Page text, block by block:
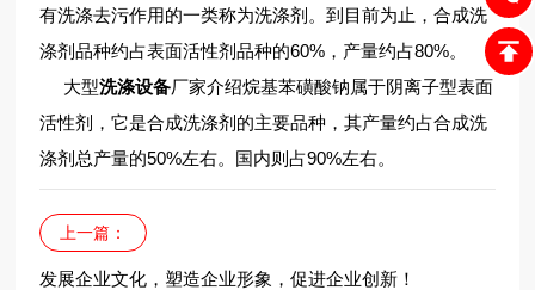
有洗涤去污作用的一类称为洗涤剂。到目前为止，合成洗
涤剂品种约占表面活性剂品种的60%，产量约占80%。
大型洗涤设备厂家介绍烷基苯磺酸钠属于阴离子型表面
活性剂，它是合成洗涤剂的主要品种，其产量约占合成洗
涤剂总产量的50%左右。国内则占90%左右。
上一篇：
发展企业文化，塑造企业形象，促进企业创新！